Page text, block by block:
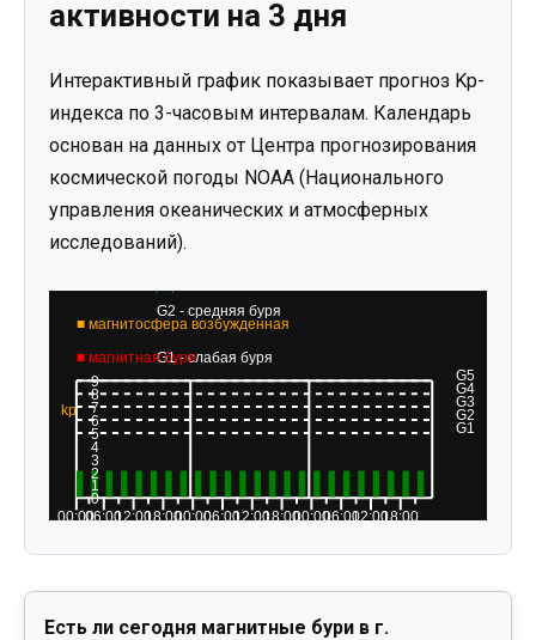
активности на 3 дня
Интерактивный график показывает прогноз Kp-
индекса по 3-часовым интервалам. Календарь
основан на данных от Центра прогнозирования
космической погоды NOAA (Национального
управления океанических и атмосферных
исследований).
Есть ли сегодня магнитные бури в г.